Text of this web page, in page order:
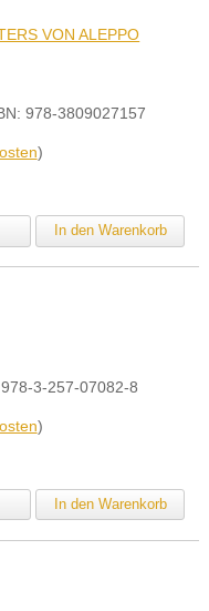
VON ALEPPO
978-3809027157
)
3-257-07082-8
)